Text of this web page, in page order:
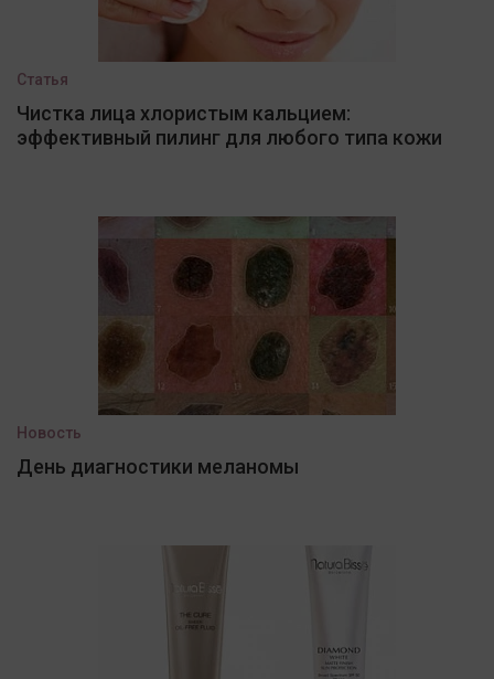
Статья
Чистка лица хлористым кальцием:
эффективный пилинг для любого типа кожи
Новость
День диагностики меланомы